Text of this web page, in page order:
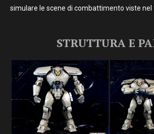
simulare le scene di combattimento viste nel
STRUTTURA E